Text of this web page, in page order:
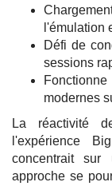
l'émulation
Défi de
sessions
modernes
La réactivité
l'expérience
concentrait sur
approche se